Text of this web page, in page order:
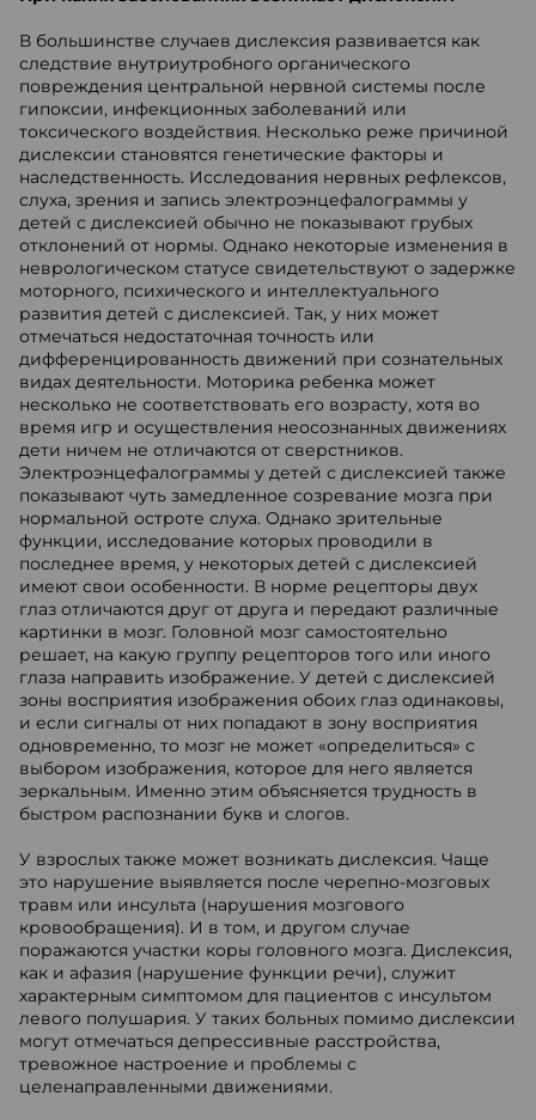
В большинстве случаев дислексия развивается как
следствие внутриутробного органического
повреждения центральной нервной системы после
гипоксии, инфекционных заболеваний или
токсического воздействия. Несколько реже причиной
дислексии становятся генетические факторы и
наследственность. Исследования нервных рефлексов,
слуха, зрения и запись электроэнцефалограммы у
детей с дислексией обычно не показывают грубых
отклонений от нормы. Однако некоторые изменения в
неврологическом статусе свидетельствуют о задержке
моторного, психического и интеллектуального
развития детей с дислексией. Так, у них может
отмечаться недостаточная точность или
дифференцированность движений при сознательных
видах деятельности. Моторика ребенка может
несколько не соответствовать его возрасту, хотя во
время игр и осуществления неосознанных движениях
дети ничем не отличаются от сверстников.
Электроэнцефалограммы у детей с дислексией также
показывают чуть замедленное созревание мозга при
нормальной остроте слуха. Однако зрительные
функции, исследование которых проводили в
последнее время, у некоторых детей с дислексией
имеют свои особенности. В норме рецепторы двух
глаз отличаются друг от друга и передают различные
картинки в мозг. Головной мозг самостоятельно
решает, на какую группу рецепторов того или иного
глаза направить изображение. У детей с дислексией
зоны восприятия изображения обоих глаз одинаковы,
и если сигналы от них попадают в зону восприятия
одновременно, то мозг не может «определиться» с
выбором изображения, которое для него является
зеркальным. Именно этим объясняется трудность в
быстром распознании букв и слогов.
У взрослых также может возникать дислексия. Чаще
это нарушение выявляется после черепно-мозговых
травм или инсульта (нарушения мозгового
кровообращения). И в том, и другом случае
поражаются участки коры головного мозга. Дислексия,
как и афазия (нарушение функции речи), служит
характерным симптомом для пациентов с инсультом
левого полушария. У таких больных помимо дислексии
могут отмечаться депрессивные расстройства,
тревожное настроение и проблемы с
целенаправленными движениями.